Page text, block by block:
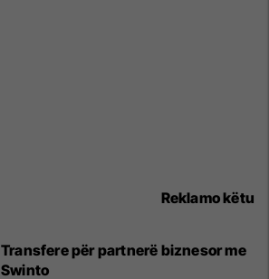
Reklamo këtu
Transfere për partnerë biznesor me
Swinto